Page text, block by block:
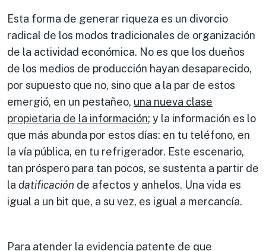
Esta forma de generar riqueza es un divorcio
radical de los modos tradicionales de organización
de la actividad económica. No es que los dueños
de los medios de producción hayan desaparecido,
por supuesto que no, sino que a la par de estos
emergió, en un pestañeo, una nueva clase
propietaria de la información; y la información es lo
que más abunda por estos días: en tu teléfono, en
la vía pública, en tu refrigerador. Este escenario,
tan próspero para tan pocos, se sustenta a partir de
la datificación de afectos y anhelos. Una vida es
igual a un bit que, a su vez, es igual a mercancía.
Para atender la evidencia patente de que